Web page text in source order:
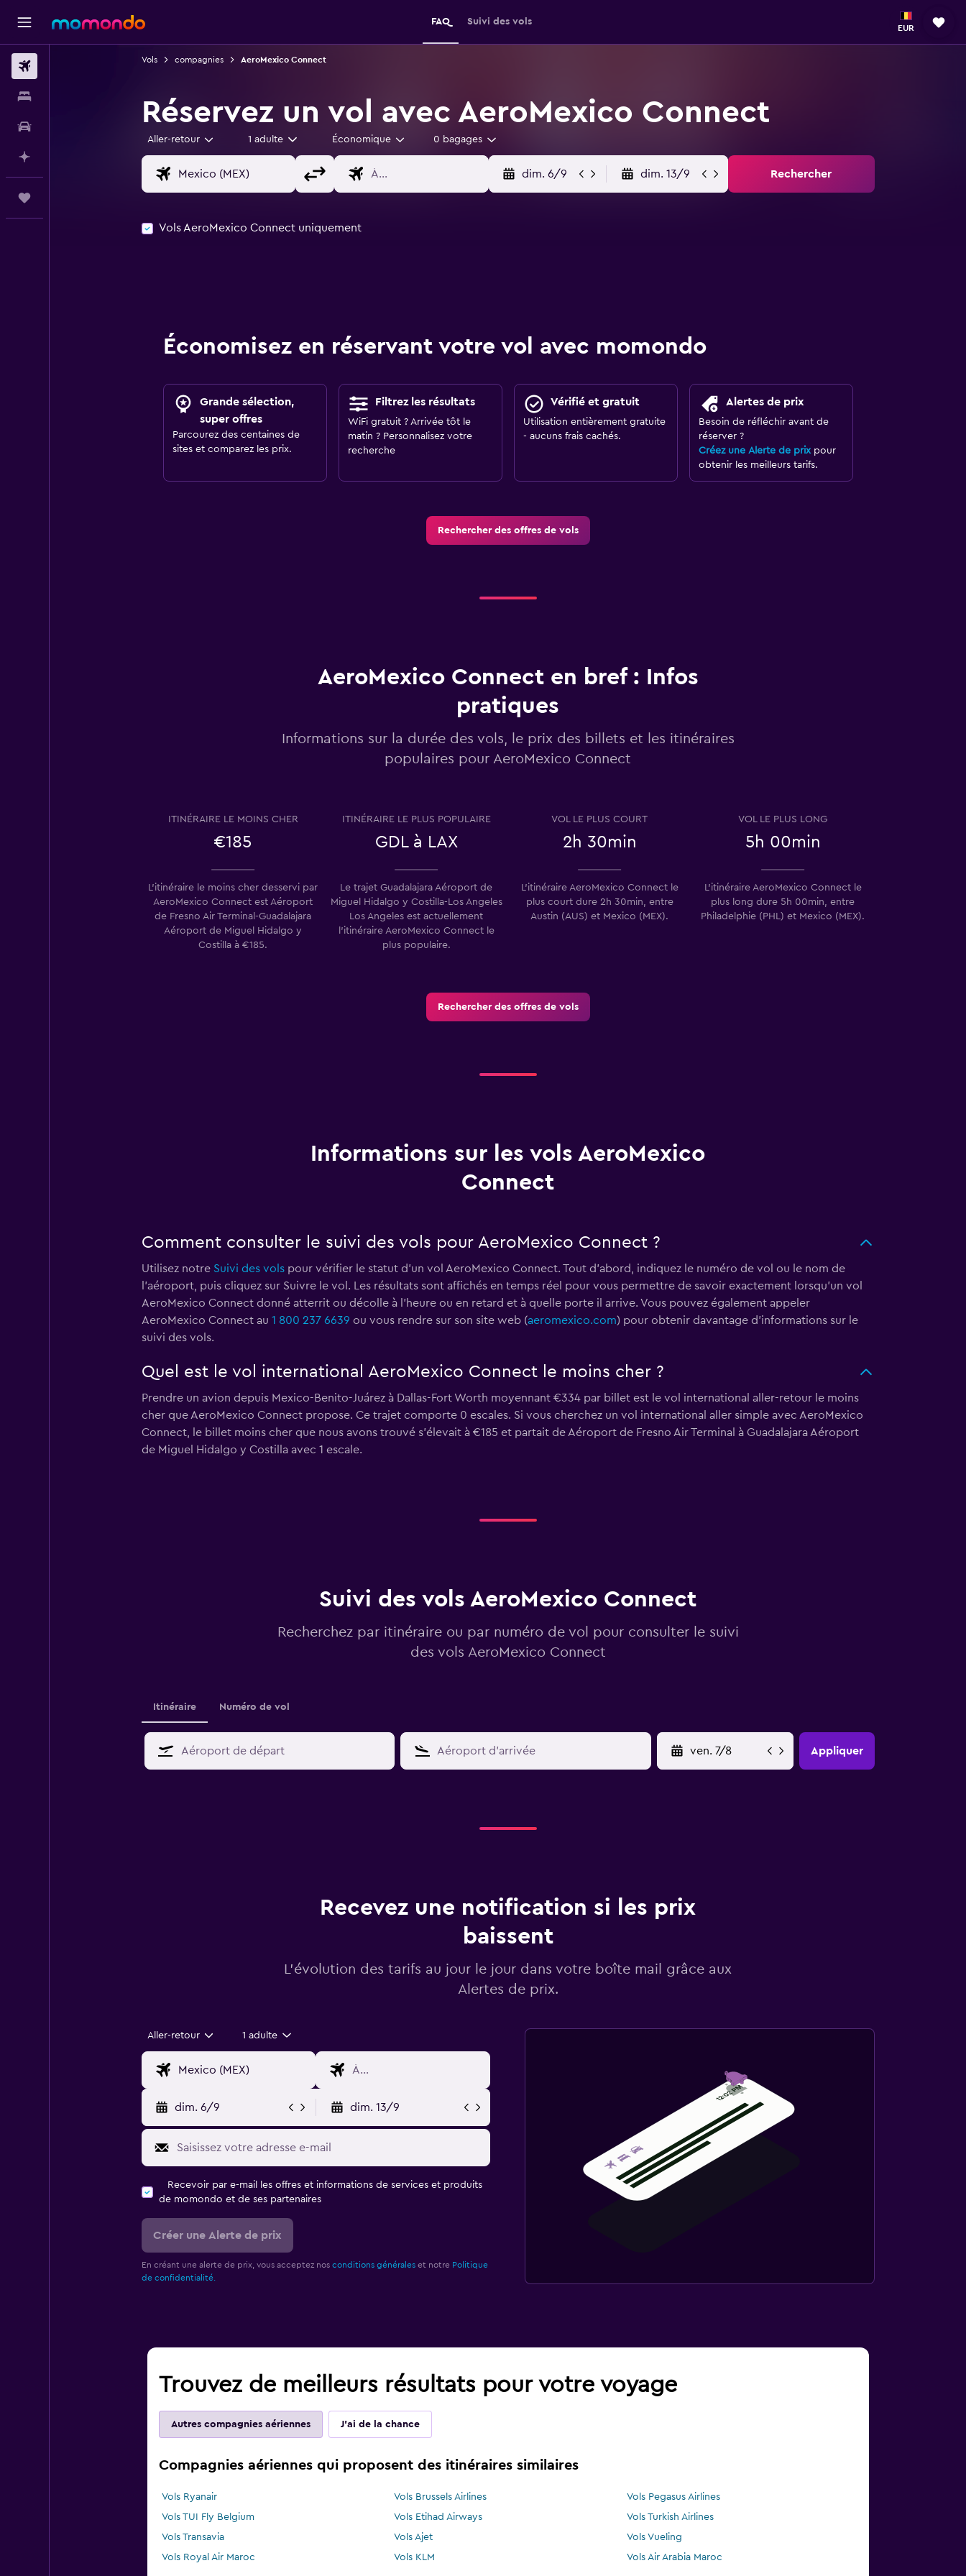
FAQ Suivi des vols
EUR
Vols compagnies AeroMexico Connect
Réservez un vol avec AeroMexico Connect
Aller-retour 1 adulte Économique 0 bagages
dim. 6/9 dim. 13/9 Rechercher
Vols AeroMexico Connect uniquement
Économisez en réservant votre vol avec momondo
Grande sélection,
super offres
Parcourez des centaines de
sites et comparez les prix.
Filtrez les résultats
WiFi gratuit ? Arrivée tôt le
matin ? Personnalisez votre
recherche
Vérifié et gratuit
Utilisation entièrement gratuite
- aucuns frais cachés.
Alertes de prix
Besoin de réfléchir avant de
réserver ?
Créez une Alerte de prixpour
obtenir les meilleurs tarifs.
Rechercher des offres de vols
AeroMexico Connect en bref : Infos
pratiques
Informations sur la durée des vols, le prix des billets et les itinéraires
populaires pour AeroMexico Connect
ITINÉRAIRE LE MOINS CHER
€185
ITINÉRAIRE LE PLUS POPULAIRE
GDL à LAX
VOL LE PLUS COURT
2h 30min
VOL LE PLUS LONG
5h 00min
L’itinéraire le moins cher desservi par
AeroMexico Connect est Aéroport
de Fresno Air Terminal-Guadalajara
Aéroport de Miguel Hidalgo y
Costilla à €185.
Le trajet Guadalajara Aéroport de
Miguel Hidalgo y Costilla-Los Angeles
Los Angeles est actuellement
l’itinéraire AeroMexico Connect le
plus populaire.
L’itinéraire AeroMexico Connect le
plus court dure 2h 30min, entre
Austin (AUS) et Mexico (MEX).
L’itinéraire AeroMexico Connect le
plus long dure 5h 00min, entre
Philadelphie (PHL) et Mexico (MEX).
Rechercher des offres de vols
Informations sur les vols AeroMexico
Connect
Comment consulter le suivi des vols pour AeroMexico Connect ?
Utilisez notre Suivi des volspour vérifier le statut d'un vol AeroMexico Connect. Tout d'abord, indiquez le numéro de vol ou le nom de
l'aéroport, puis cliquez sur Suivre le vol. Les résultats sont affichés en temps réel pour vous permettre de savoir exactement lorsqu'un vol
AeroMexico Connect donné atterrit ou décolle à l'heure ou en retard et à quelle porte il arrive. Vous pouvez également appeler
AeroMexico Connect au 1 800 237 6639 ou vous rendre sur son site web (aeromexico.com) pour obtenir davantage d'informations sur le
suivi des vols.
Quel est le vol international AeroMexico Connect le moins cher ?
Prendre un avion depuis Mexico-Benito-Juárez à Dallas-Fort Worth moyennant €334 par billet est le vol international aller-retour le moins
cher que AeroMexico Connect propose. Ce trajet comporte 0 escales. Si vous cherchez un vol international aller simple avec AeroMexico
Connect, le billet moins cher que nous avons trouvé s'élevait à €185 et partait de Aéroport de Fresno Air Terminal à Guadalajara Aéroport
de Miguel Hidalgo y Costilla avec 1 escale.
Suivi des vols AeroMexico Connect
Recherchez par itinéraire ou par numéro de vol pour consulter le suivi
des vols AeroMexico Connect
Itinéraire Numéro de vol
Appliquer
Recevez une notification si les prix
baissent
L’évolution des tarifs au jour le jour dans votre boîte mail grâce aux
Alertes de prix.
Aller-retour 1 adulte
dim. 6/9 dim. 13/9
Recevoir par e-mail les offres et informations de services et produits
de momondo et de ses partenaires
Créer une Alerte de prix
En créant une alerte de prix, vous acceptez nos conditions généraleset notre Politique
de confidentialité.
Trouvez de meilleurs résultats pour votre voyage
Autres compagnies aériennes J'ai de la chance
Compagnies aériennes qui proposent des itinéraires similaires
Vols Ryanair Vols Brussels Airlines
Vols Pegasus Airlines
Vols TUI Fly Belgium
Vols Etihad Airways
Vols Turkish Airlines
Vols Transavia
Vols Ajet
Vols Vueling
Vols Royal Air Maroc
Vols KLM Vols Air Arabia Maroc